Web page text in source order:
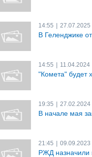
14:55 | 27.07.2025
В Геленджике
14:55 | 11.04.2024
"Комета" будет
19:35 | 27.02.2024
В начале мая
21:45 | 09.09.2023
РЖД назначили